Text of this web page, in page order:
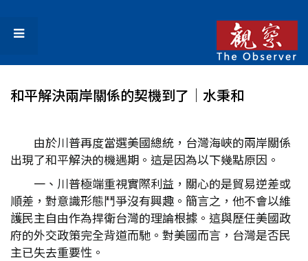
和平解決兩岸關係的契機到了│水秉和
由於川普再度當選美國總統，台灣海峽的兩岸關係
出現了和平解決的機遇期。這是因為以下幾點原因。
一、川普極端重視實際利益，關心的是貿易逆差或
順差，對意識形態鬥爭沒有興趣。簡言之，他不會以維
護民主自由作為捍衛台灣的理論根據。這與歷任美國政
府的外交政策完全背道而馳。對美國而言，台灣是否民
主已失去重要性。